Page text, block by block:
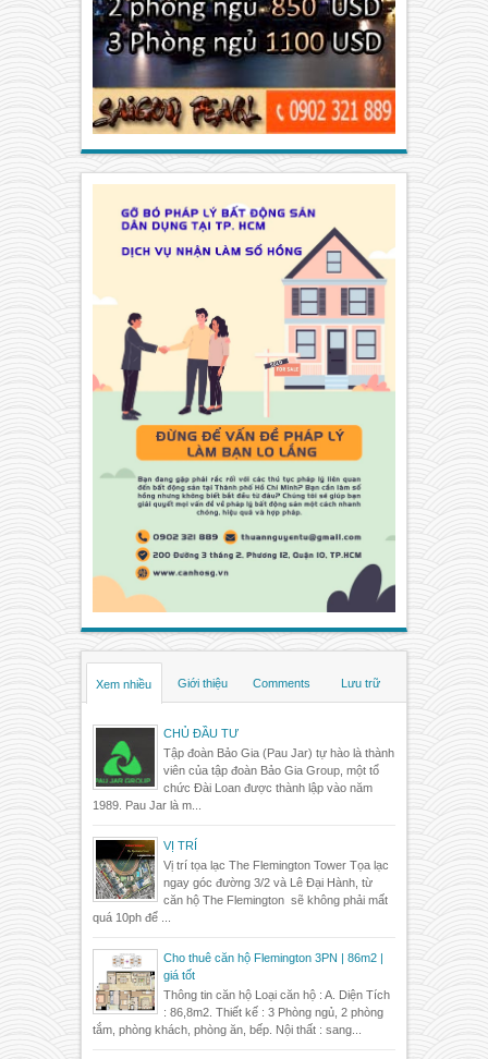
Xem nhiều Giới thiệu Comments Lưu trữ
CHỦ ĐẦU TƯ
Tập đoàn Bảo Gia (Pau Jar) tự hào là thành
viên của tập đoàn Bảo Gia Group, một tổ
chức Đài Loan được thành lập vào năm
1989. Pau Jar là m...
VỊ TRÍ
Vị trí tọa lạc The Flemington Tower Tọa lạc
ngay góc đường 3/2 và Lê Đại Hành, từ
căn hộ The Flemington sẽ không phải mất
quá 10ph để ...
Cho thuê căn hộ Flemington 3PN | 86m2 |
giá tốt
Thông tin căn hộ Loại căn hộ : A. Diện Tích
: 86,8m2. Thiết kế : 3 Phòng ngủ, 2 phòng
tắm, phòng khách, phòng ăn, bếp. Nội thất : sang...